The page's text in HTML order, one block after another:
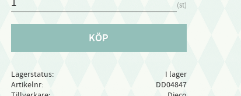
st
KÖP
Lagerstatus
I lager
Artikelnr
DD04847